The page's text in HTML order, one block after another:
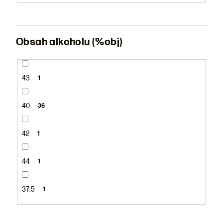
Obsah alkoholu (%obj)
43 1
40 36
42 1
44 1
37,5 1